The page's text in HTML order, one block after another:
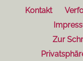
Kontakt
Zur